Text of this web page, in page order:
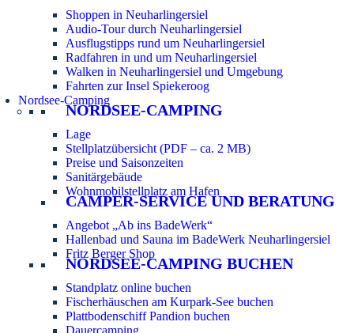
Shoppen in Neuharlingersiel
Audio-Tour durch Neuharlingersiel
Ausflugstipps rund um Neuharlingersiel
Radfahren in und um Neuharlingersiel
Walken in Neuharlingersiel und Umgebung
Fahrten zur Insel Spiekeroog
Nordsee-Camping
NORDSEE-CAMPING
Lage
Stellplatzübersicht (PDF – ca. 2 MB)
Preise und Saisonzeiten
Sanitärgebäude
Wohnmobilstellplatz am Hafen
CAMPER-SERVICE UND BERATUNG
Angebot „Ab ins BadeWerk“
Hallenbad und Sauna im BadeWerk Neuharlingersiel
Fritz Berger Shop
NORDSEE-CAMPING BUCHEN
Standplatz online buchen
Fischerhäuschen am Kurpark-See buchen
Plattbodenschiff Pandion buchen
Dauercamping